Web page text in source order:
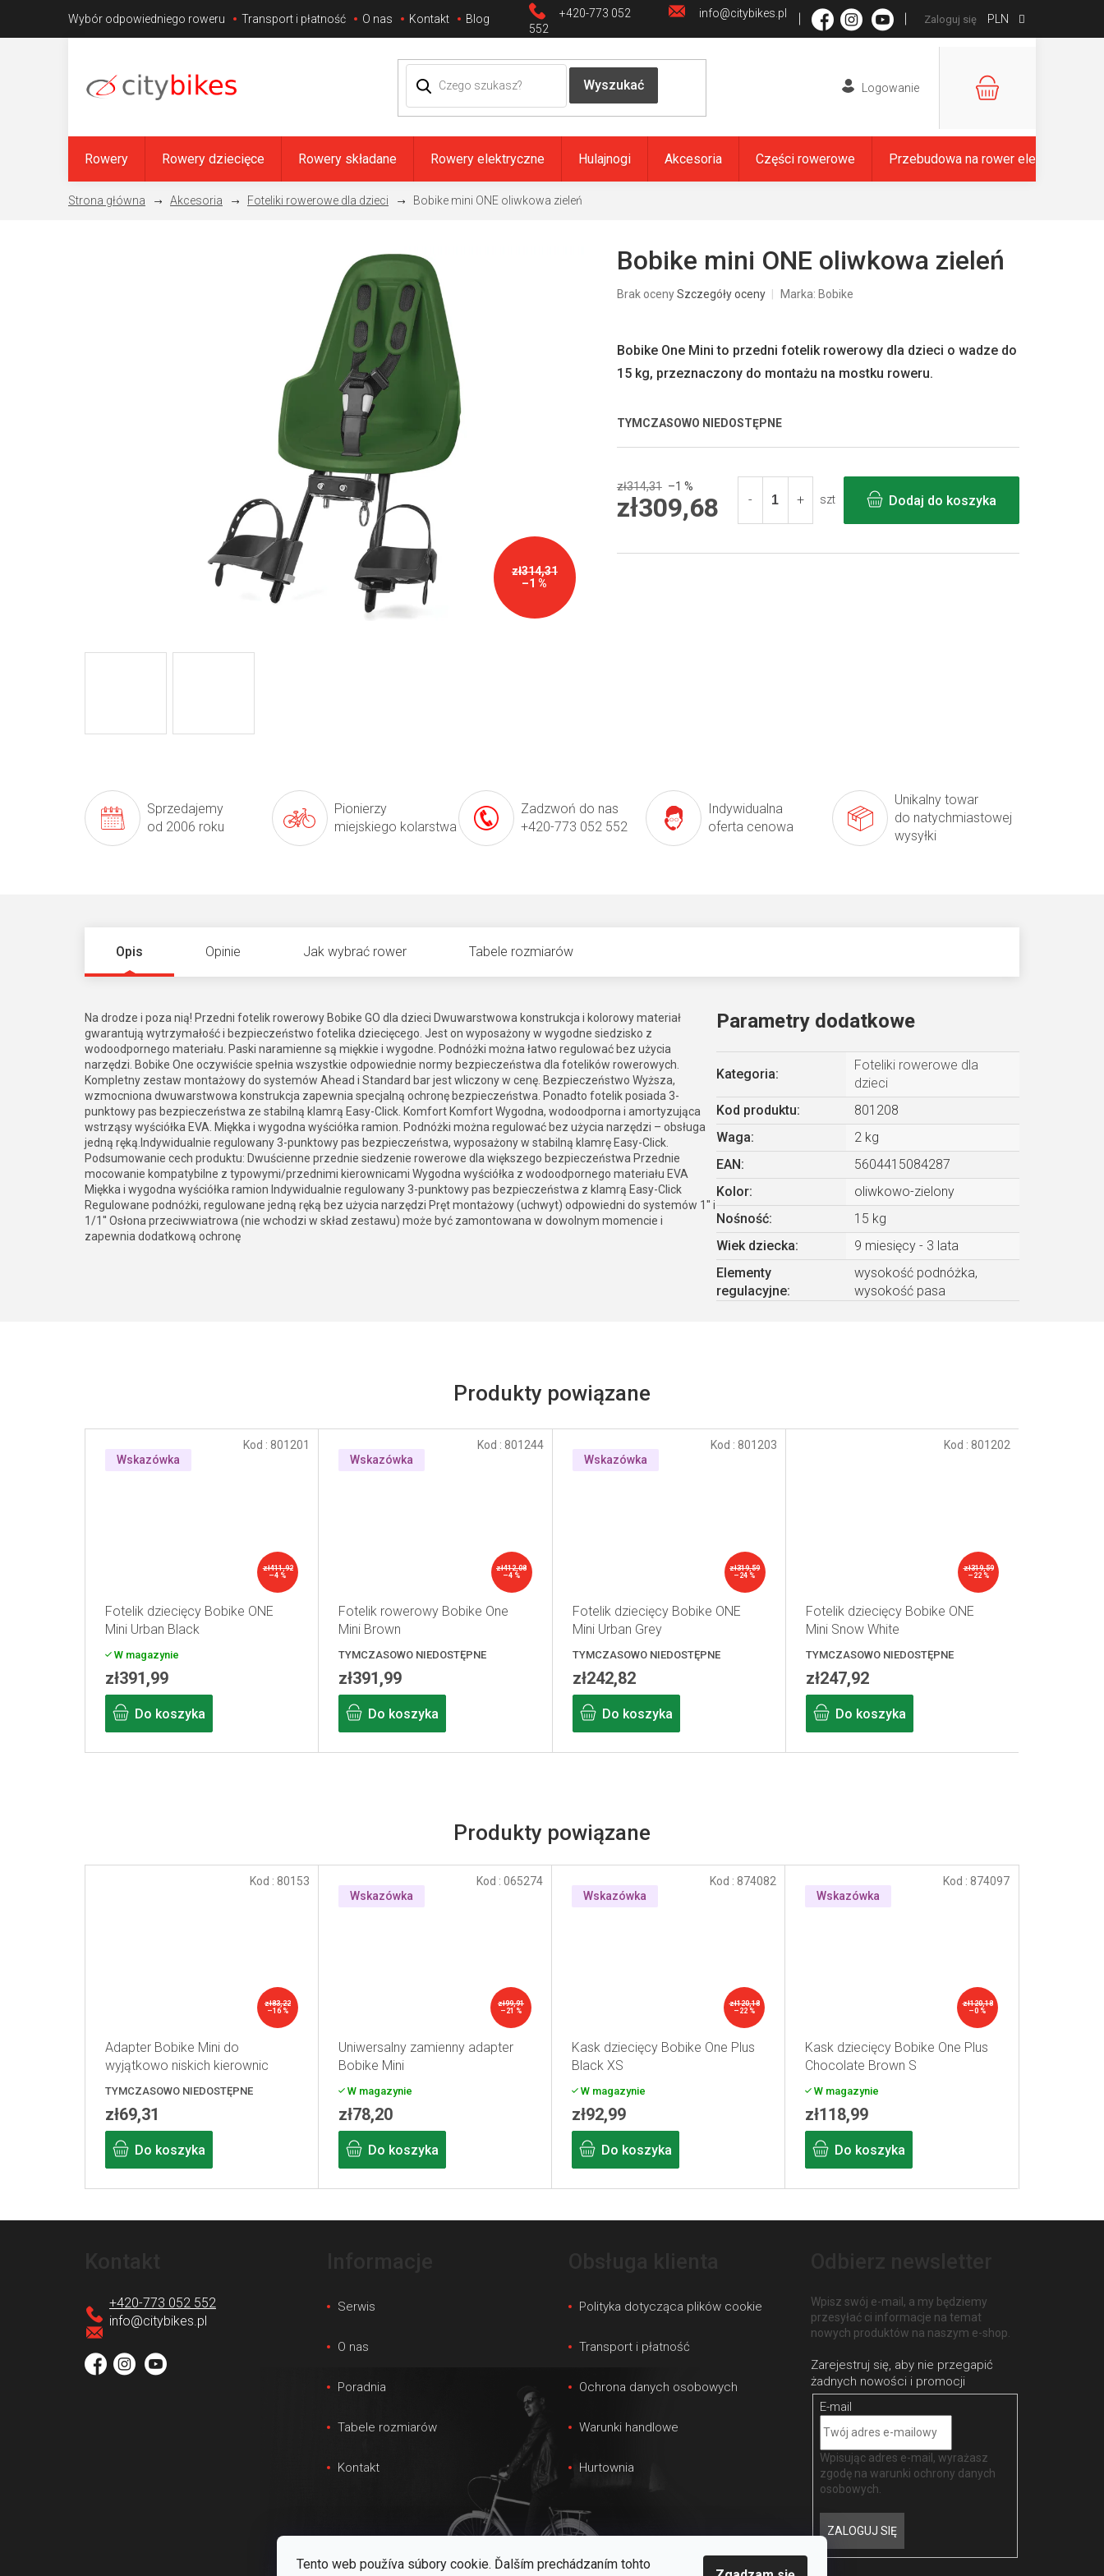
Tento web používa súbory cookie. Ďalším prechádzaním tohto
treści
+420-773 052
552
info@citybikes.pl
Wybór odpowiedniego roweru Transport i płatność O nas Kontakt Blog PLN
Zaloguj się
KOSZYK
Rowery Rowery dziecięce Rowery składane Rowery elektryczne Hulajnogi Akcesoria Części rowerowe Przebudowa na rower elektryczny
Akcesoria Foteliki rowerowe dla dzieci Bobike mini ONE oliwkowa zieleń
zł314,31
–1 %
TYMCZASOWO NIEDOSTĘPNE
Bobike One Mini to przedni fotelik rowerowy dla dzieci o wadze do
15 kg, przeznaczony do montażu na mostku roweru.
Bobike mini ONE oliwkowa zieleń
Średnia
0,0
5
Brak ocenySzczegóły oceny Marka: Bobike
zł314,31 –1 %
zł309,68 szt Dodaj do koszyka
Sprzedajemy
od 2006 roku
Pionierzy
miejskiego kolarstwa
Zadzwoń do nas
+420-773 052 552
Indywidualna
oferta cenowa
Unikalny towar
do natychmiastowej
wysyłki
Produkty powiązane
zł83,22
–16 %
Adapter Bobike Mini do
wyjątkowo niskich kierownic
TYMCZASOWO NIEDOSTĘPNE
zł69,31
Do koszyka
Kod : 80153
Wskazówka
zł99,91
–21 %
Uniwersalny zamienny adapter
Bobike Mini
W magazynie
zł78,20
Do koszyka
Kod : 065274
Wskazówka
zł120,18
–22 %
Kask dziecięcy Bobike One Plus
Black XS
W magazynie
zł92,99
Do koszyka
Kod : 874082
Wskazówka
zł120,18
–0 %
Kask dziecięcy Bobike One Plus
Chocolate Brown S
W magazynie
zł118,99
Do koszyka
Kod : 874097
Opis Opinie Jak wybrać rower Tabele rozmiarów
Na drodze i poza nią! Przedni fotelik rowerowy Bobike GO dla dzieci Dwuwarstwowa konstrukcja i kolorowy materiał
gwarantują wytrzymałość i bezpieczeństwo fotelika dziecięcego. Jest on wyposażony w wygodne siedzisko z
wodoodpornego materiału. Paski naramienne są miękkie i wygodne. Podnóżki można łatwo regulować bez użycia
narzędzi. Bobike One oczywiście spełnia wszystkie odpowiednie normy bezpieczeństwa dla fotelików rowerowych.
Kompletny zestaw montażowy do systemów Ahead i Standard bar jest wliczony w cenę. Bezpieczeństwo Wyższa,
wzmocniona dwuwarstwowa konstrukcja zapewnia specjalną ochronę bezpieczeństwa. Ponadto fotelik posiada 3-
punktowy pas bezpieczeństwa ze stabilną klamrą Easy-Click. Komfort Komfort Wygodna, wodoodporna i amortyzująca
wstrząsy wyściółka EVA. Miękka i wygodna wyściółka ramion. Podnóżki można regulować bez użycia narzędzi – obsługa
jedną ręką.Indywidualnie regulowany 3-punktowy pas bezpieczeństwa, wyposażony w stabilną klamrę Easy-Click.
Podsumowanie cech produktu: Dwuścienne przednie siedzenie rowerowe dla większego bezpieczeństwa Przednie
mocowanie kompatybilne z typowymi/przednimi kierownicami Wygodna wyściółka z wodoodpornego materiału EVA
Miękka i wygodna wyściółka ramion Indywidualnie regulowany 3-punktowy pas bezpieczeństwa z klamrą Easy-Click
Regulowane podnóżki, regulowane jedną ręką bez użycia narzędzi Pręt montażowy (uchwyt) odpowiedni do systemów 1'' i
1/1'' Osłona przeciwwiatrowa (nie wchodzi w skład zestawu) może być zamontowana w dowolnym momencie i
zapewnia dodatkową ochronę
Parametry dodatkowe
Kategoria:
Foteliki rowerowe dla
dzieci
Kod produktu:
801208
Waga:
2 kg
EAN :
5604415084287
Kolor:
oliwkowo-zielony
Nośność:
15 kg
Wiek dziecka:
9 miesięcy - 3 lata
Elementy
regulacyjne:
wysokość podnóżka,
wysokość pasa
Wskazówka
zł411,92
–4 %
Fotelik dziecięcy Bobike ONE
Mini Urban Black
W magazynie
zł391,99
Do koszyka
Kod :801201
Wskazówka
zł412,08
–4 %
Fotelik rowerowy Bobike One
Mini Brown
TYMCZASOWO NIEDOSTĘPNE
zł391,99
Do koszyka
Kod : 801244
Wskazówka
zł319,59
–24 %
Fotelik dziecięcy Bobike ONE
Mini Urban Grey
TYMCZASOWO NIEDOSTĘPNE
zł242,82
Do koszyka
Kod : 801203
zł319,59
–22 %
Fotelik dziecięcy Bobike ONE
Mini Snow White
TYMCZASOWO NIEDOSTĘPNE
zł247,92
Do koszyka
Kod : 801202
info@citybikes.pl
+420-773 052 552 Serwis
O nas
Poradnia
Tabele rozmiarów
Kontakt
Polityka dotycząca plików cookie
Transport i płatność
Ochrona danych osobowych
Warunki handlowe
Hurtownia
Wpisz swój e-mail, a my będziemy
przesyłać ci informacje na temat
nowych produktów na naszym e-shop.
E-mail
Wpisując adres e-mail, wyrażasz
zgodę nawarunki ochrony danych
osobowych
ZALOGUJ SIĘ